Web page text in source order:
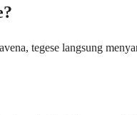
tegese langsung